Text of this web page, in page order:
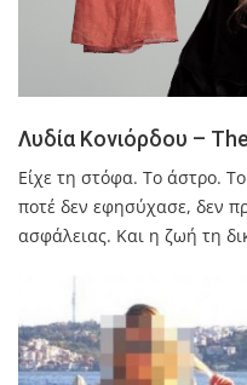
Λυδία Κονιόρδου –
Είχε τη στόφα. Το άστρο.
ποτέ δεν εφησύχασε, δεν
ασφάλειας. Και η ζωή τη